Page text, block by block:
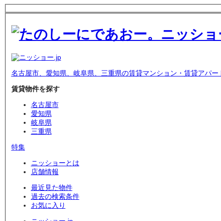
名古屋市、愛知県、岐阜県、三重県の賃貸マンション・賃貸アパー
賃貸物件を探す
名古屋市
愛知県
岐阜県
三重県
特集
ニッショーとは
店舗情報
最近見た物件
過去の検索条件
お気に入り